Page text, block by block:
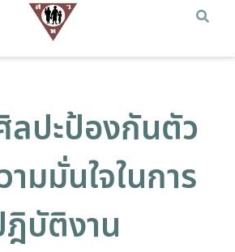
ลปะป้องกันตัว
ามมั่นใจในการ
บัติงาน